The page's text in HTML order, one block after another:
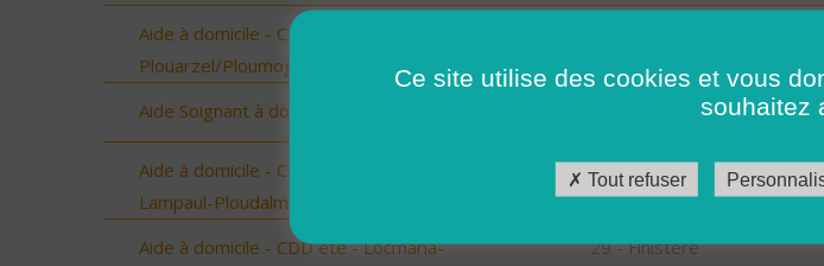
Aide à domicile - CDD été - Plouarzel/Lampaul-
Plouarzel/Ploumoguer (H/F)
Aide Soignant à domicile CAPESTANG (H/F)
Aide à domicile - CDD été - Ploudalmézeau,
Lampaul-Ploudalmézeau, St Pabu (H/F)
29 - Finistère
Aide à domicile - CDD été - Locmaria-
29 - Finistère
Ce site utilise des cookies et vous
souhaitez
Tout refuser